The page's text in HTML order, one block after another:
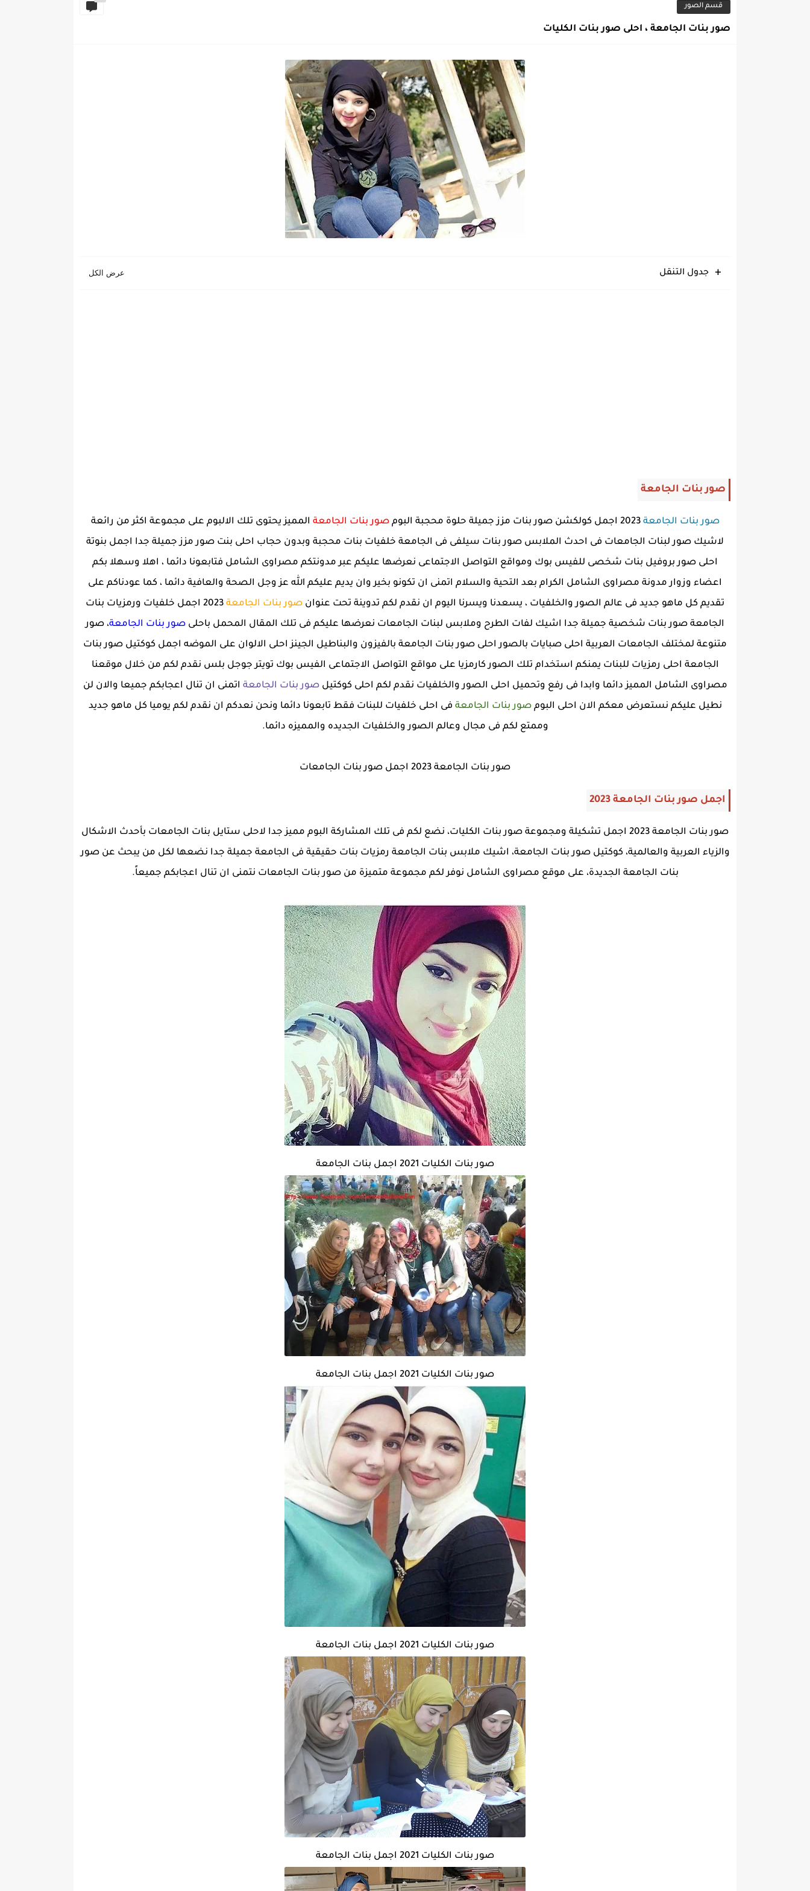
قسم الصور
صور بنات الجامعة ، احلى صور بنات الكليات
جدول التنقل
صور بنات الجامعة
صور بنات الجامعة 2023 اجمل كولكشن صور بنات مزز جميلة حلوة محجبة البوم صور بنات الجامعة المميز يحتوى تلك الالبوم على مجموعة اكثر من رائعة
لاشيك صور لبنات الجامعات فى احدث الملابس صور بنات سيلفى فى الجامعة خلفيات بنات محجبة وبدون حجاب احلى بنت صور مزز جميلة جدا اجمل بنوتة
احلى صور بروفيل بنات شخصى للفيس بوك ومواقع التواصل الاجتماعى نعرضها عليكم عبر مدونتكم مصراوى الشامل فتابعونا دائما ، اهلا وسهلا بكم
اعضاء وزوار مدونة مصراوى الشامل الكرام بعد التحية والسلام اتمنى ان تكونو بخير وان يديم عليكم الله عز وجل الصحة والعافية دائما ، كما عودناكم على
تقديم كل ماهو جديد فى عالم الصور والخلفيات ، يسعدنا ويسرنا اليوم ان نقدم لكم تدوينة تحت عنوان صور بنات الجامعة
2023 اجمل خلفيات ورمزيات بنات
الجامعة صور بنات شخصية جميلة جدا اشيك لفات الطرح وملابس لبنات الجامعات نعرضها عليكم فى تلك المقال المحمل باحلى صور بنات الجامعة، صور
متنوعة لمختلف الجامعات العربية احلى صبايات بالصور احلى صور بنات الجامعة بالفيزون والبناطيل الجينز احلى الالوان على الموضه اجمل كوكتيل صور بنات
الجامعة احلى رمزيات للبنات يمنكم استخدام تلك الصور كارمزيا على مواقع التواصل الاجتماعى الفيس بوك تويتر جوجل بلس نقدم لكم من خلال موقعنا
مصراوى الشامل المميز دائما وابدا فى رفع وتحميل احلى الصور والخلفيات نقدم لكم احلى كوكتيلصور بنات الجامعة اتمنى ان تنال اعجابكم جميعا والان لن
نطيل عليكم نستعرض معكم الان احلى البومصور بنات الجامعة فى احلى خلفيات للبنات فقط تابعونا دائما ونحن نعدكم ان نقدم لكم يوميا كل ماهو جديد
وممتع لكم فى مجال وعالم الصور والخلفيات الجديده والمميزه دائما.
صور بنات الجامعة 2023 اجمل صور بنات الجامعات
اجمل صور بنات الجامعة 2023
صور بنات الجامعة 2023 اجمل تشكيلة ومجموعة صور بنات الكليات، نضع لكم فى تلك المشاركة البوم مميز جدا لاحلى ستايل بنات الجامعات بأحدث الاشكال
والزياء العربية والعالمية، كوكتيل صور بنات الجامعة، اشيك ملابس بنات الجامعة رمزيات بنات حقيقية فى الجامعة جميلة جدا نضعها لكل من يبحث عن صور
بنات الجامعة الجديدة، على موقع مصراوى الشامل نوفر لكم مجموعة متميزة من صور بنات الجامعات نتمنى ان تنال اعجابكم جميعاً.
صور بنات الكليات 2021 اجمل بنات الجامعة
صور بنات الكليات 2021 اجمل بنات الجامعة
صور بنات الكليات 2021 اجمل بنات الجامعة
صور بنات الكليات 2021 اجمل بنات الجامعة